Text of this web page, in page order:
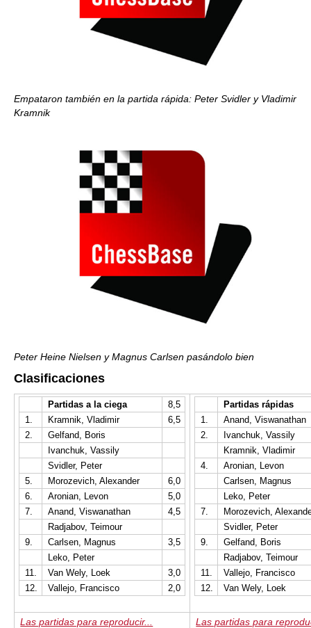
Empataron también en la partida rápida: Peter Svidler y Vladimir
Kramnik
Peter Heine Nielsen y Magnus Carlsen pasándolo bien
Clasificaciones
Partidas a la ciega
8,5
1.
Kramnik, Vladimir
6,5
2.
Gelfand, Boris
Ivanchuk, Vassily
Svidler, Peter
5.
Morozevich, Alexander
6,0
6.
Aronian, Levon
5,0
7.
Anand, Viswanathan
4,5
Radjabov, Teimour
9.
Carlsen, Magnus
3,5
Leko, Peter
11.
Van Wely, Loek
3,0
12.
Vallejo, Francisco 2,0
Partidas rápidas
1.
Anand, Viswanathan
2.
Ivanchuk, Vassily
Kramnik, Vladimir
4.
Aronian, Levon
Carlsen, Magnus
Leko, Peter
7.
Morozevich,
Svidler, Peter
9.
Gelfand, Boris
Radjabov, Teimour
11.
Vallejo, Francisco
12.
Van Wely, Loek
Las partidas para reproducir... Las partidas para